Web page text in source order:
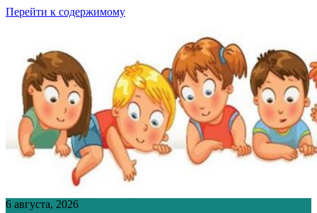
Перейти к содержимому
6 августа, 2026